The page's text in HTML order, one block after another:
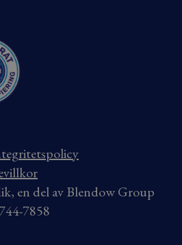
en del av Blendow Group
7858